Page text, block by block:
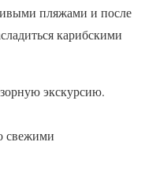
пляжами и после
карибскими
экскурсию.
свежими